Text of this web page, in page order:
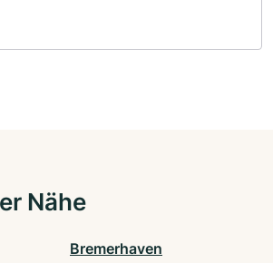
Nähe
Bremerhaven